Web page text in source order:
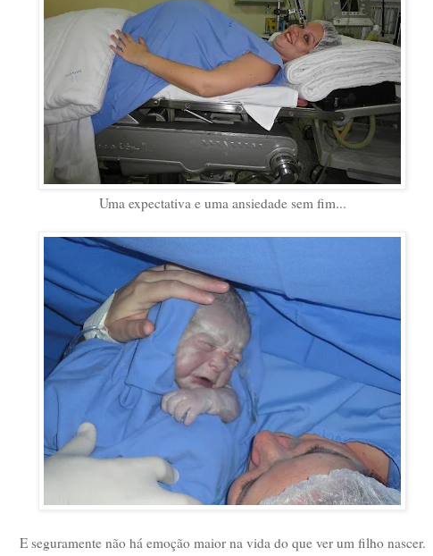
Uma expectativa e uma ansiedade sem fim...
E seguramente não há emoção maior na vida do que ver um filho nascer.